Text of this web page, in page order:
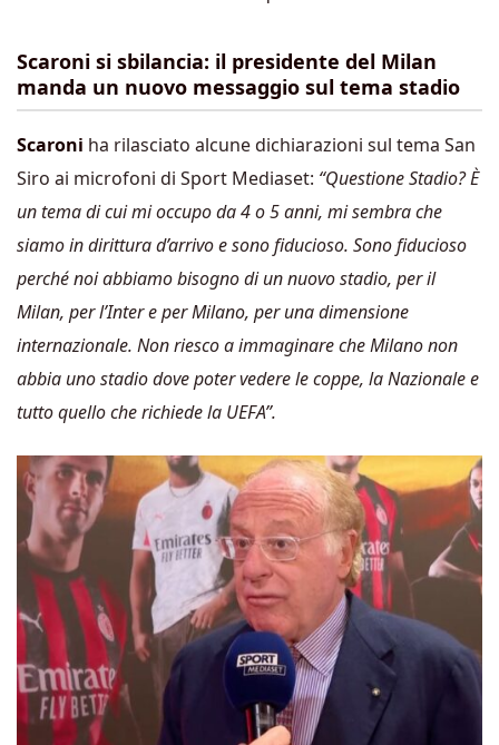
Scaroni si sbilancia: il presidente del Milan
manda un nuovo messaggio sul tema stadio
Scaroni ha rilasciato alcune dichiarazioni sul tema San
Siro ai microfoni di Sport Mediaset: “Questione Stadio? È
un tema di cui mi occupo da 4 o 5 anni, mi sembra che
siamo in dirittura d’arrivo e sono fiducioso. Sono fiducioso
perché noi abbiamo bisogno di un nuovo stadio, per il
Milan, per l’Inter e per Milano, per una dimensione
internazionale. Non riesco a immaginare che Milano non
abbia uno stadio dove poter vedere le coppe, la Nazionale e
tutto quello che richiede la UEFA”.